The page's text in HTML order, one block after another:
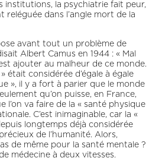
institutions, la psychiatrie fait peur,
reléguée dans l’angle mort de la
avant tout un problème de
Albert Camus en 1944 : « Mal
ajouter au malheur de ce monde.
était considérée d’égale à égale
», il y a fort à parier que le monde
qu’on puisse, en France,
l’on va faire de la « santé physique
C’est inimaginable, car la «
longtemps déjà considérée
de l’humanité. Alors,
de même pour la santé mentale ?
médecine à deux vitesses.